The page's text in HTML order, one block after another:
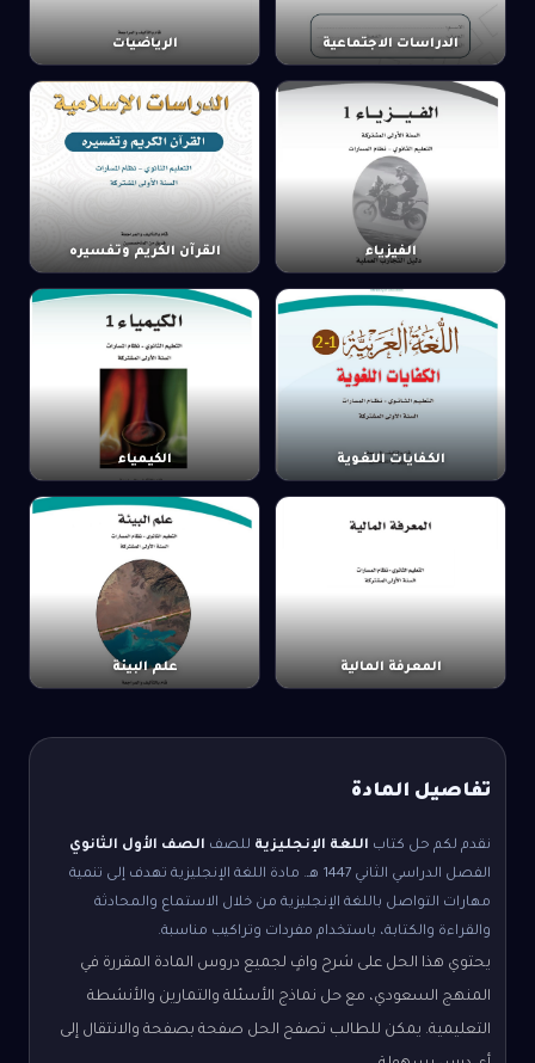
الدراسات الاجتماعية الرياضيات
الفيزياء القرآن الكريم وتفسيره
الكفايات اللغوية الكيمياء
المعرفة المالية علم البيئة
تفاصيل المادة
نقدم لكم حل كتاب اللغة الإنجليزية للصف الصف الأول الثانوي
الفصل الدراسي الثاني
مادة اللغة الإنجليزية تهدف إلى تنمية
مهارات التواصل باللغة الإنجليزية من خلال الاستماع والمحادثة
والقراءة والكتابة، باستخدام مفردات وتراكيب مناسبة.
يحتوي هذا الحل على شرح وافٍ لجميع دروس المادة المقررة في
المنهج السعودي، مع حل نماذج الأسئلة والتمارين والأنشطة
التعليمية. يمكن للطالب تصفح الحل صفحة بصفحة والانتقال إلى